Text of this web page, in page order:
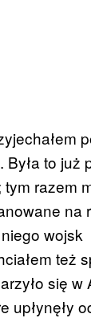
to już
razem
na
wojsk
też
się w
upłynęły